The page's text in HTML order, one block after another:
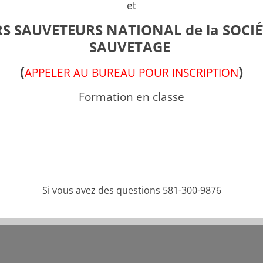
et
SAUVETEURS NATIONAL de la
SAUVETAGE
(APPELER AU BUREAU POUR INSCRIPTION)
Formation en classe
Si vous avez des questions 581-300-9876